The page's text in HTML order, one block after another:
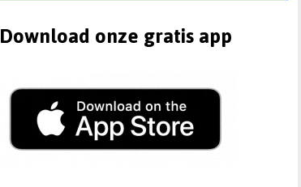
Download onze gratis app